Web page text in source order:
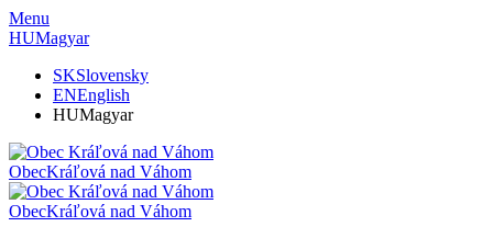
Menu
HUMagyar
SKSlovensky
ENEnglish
HUMagyar
ObecKráľová nad Váhom
ObecKráľová nad Váhom